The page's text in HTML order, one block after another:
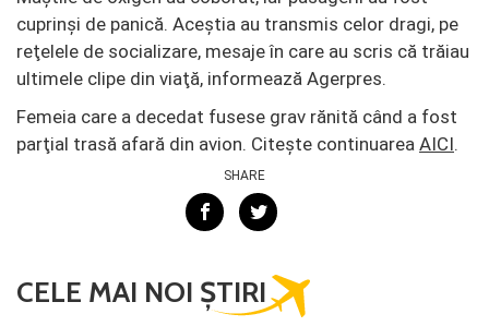
cuprinși de panică. Aceștia au transmis celor dragi, pe
reţelele de socializare, mesaje în care au scris că trăiau
ultimele clipe din viaţă, informează Agerpres.
Femeia care a decedat fusese grav rănită când a fost
parţial trasă afară din avion. Citește continuarea AICI.
SHARE
CELE MAI NOI ȘTIRI